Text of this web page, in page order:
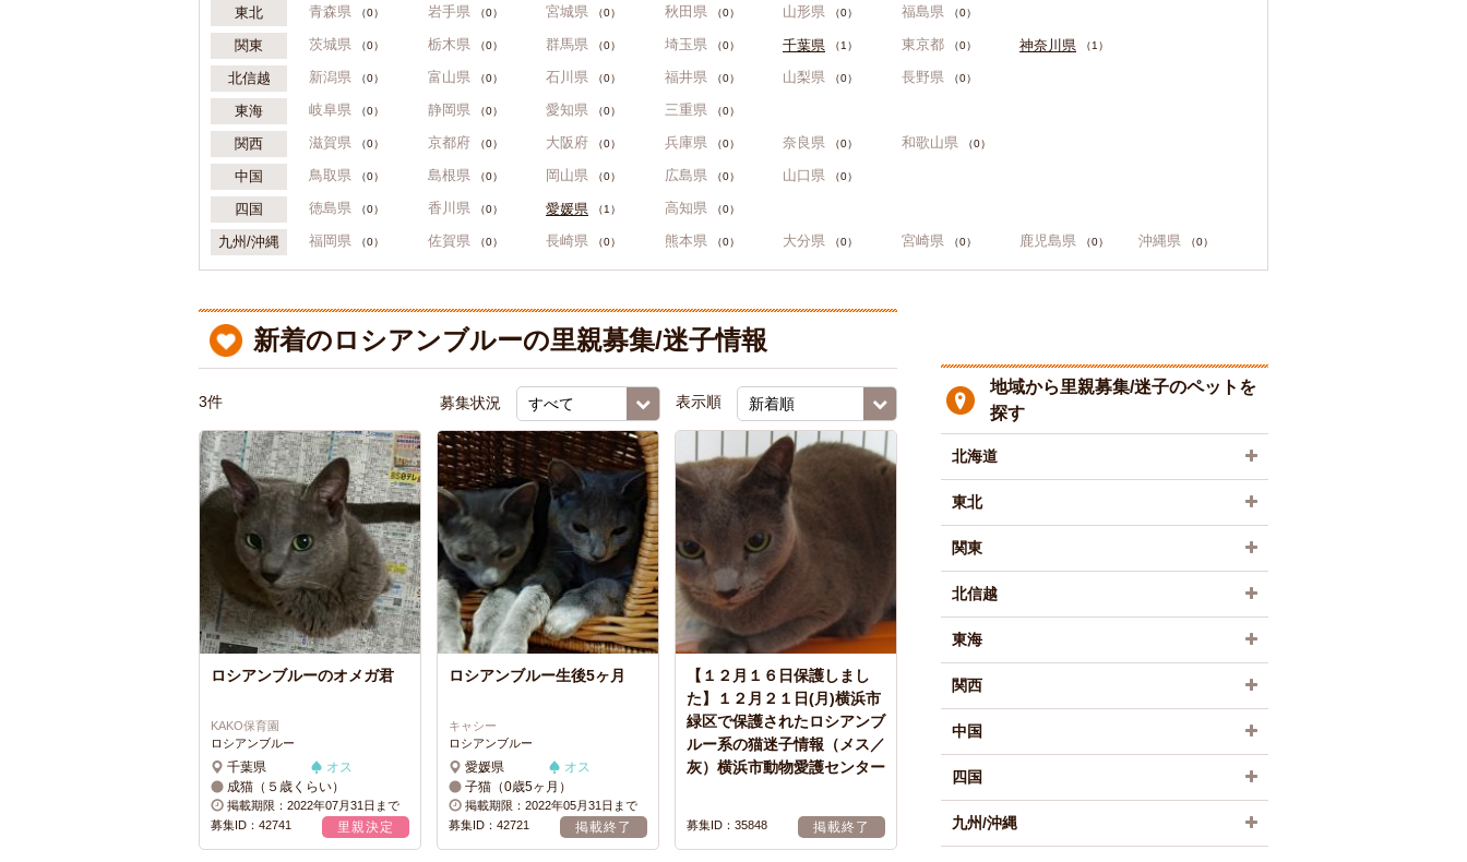
東北 青森県 （0） 岩手県 （0） 宮城県 （0） 秋田県 （0） 山形県 （0） 福島県 （0）
関東 茨城県 （0） 栃木県 （0） 群馬県 （0） 埼玉県 （0） 千葉県 （1） 東京都 （0） 神奈川県 （1）
北信越 新潟県 （0） 富山県 （0） 石川県 （0） 福井県 （0） 山梨県 （0） 長野県 （0）
東海 岐阜県 （0） 静岡県 （0） 愛知県 （0） 三重県 （0）
関西 滋賀県 （0） 京都府 （0） 大阪府 （0） 兵庫県 （0） 奈良県 （0） 和歌山県 （0）
中国 鳥取県 （0） 島根県 （0） 岡山県 （0） 広島県 （0） 山口県 （0）
四国 徳島県 （0） 香川県 （0） 愛媛県 （1） 高知県 （0）
九州/沖縄 福岡県 （0） 佐賀県 （0） 長崎県 （0） 熊本県 （0） 大分県 （0） 宮崎県 （0） 鹿児島県 （0） 沖縄県 （0）
新着のロシアンブルーの里親募集/迷子情報
3件 募集状況 表示順
ロシアンブルーのオメガ君
KAKO保育園
ロシアンブルー
千葉県
オス
成猫（５歳くらい）
掲載期限：2022年07月31日まで
募集ID：42741
里親決定
ロシアンブルー生後5ヶ月
キャシー
ロシアンブルー
愛媛県
オス
子猫（0歳5ヶ月）
掲載期限：2022年05月31日まで
募集ID：42721
掲載終了
【１２月１６日保護しまし
た】１２月２１日(月)横浜市
緑区で保護されたロシアンブ
ルー系の猫迷子情報（メス／
灰）横浜市動物愛護センター
募集ID：35848 掲載終了
地域から里親募集/迷子のペットを
探す
北海道
東北
関東
北信越
東海
関西
中国
四国
九州/沖縄